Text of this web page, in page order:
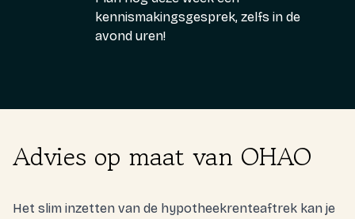
kennismakingsgesprek, zelfs in de
avond uren!
Advies op maat van OHAO
Het slim inzetten van de hypotheekrenteaftrek kan je